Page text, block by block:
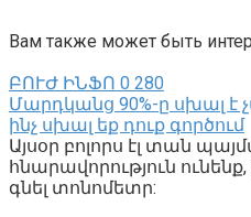
Вам также может быть
ԲՈՒԺ ԻՆՖՈ 0 280
Մարդկանց 90%-ը սխալ է
ինչ սխալ եք դուք գործում
Այսօր բոլորս էլ տան
հնարավորություն
գնել տոնոմետր: